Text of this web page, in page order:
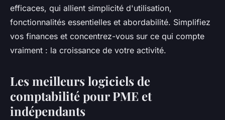
efficaces, qui allient simplicité d'utilisation,
fonctionnalités essentielles et abordabilité. Simplifiez
vos finances et concentrez-vous sur ce qui compte
vraiment : la croissance de votre activité.
Les meilleurs logiciels de
comptabilité pour PME et
indépendants